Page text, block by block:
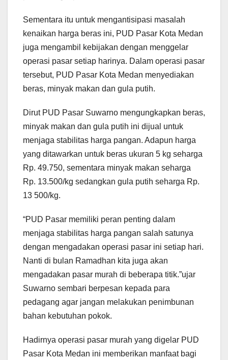
Sementara itu untuk mengantisipasi masalah
kenaikan harga beras ini, PUD Pasar Kota Medan
juga mengambil kebijakan dengan menggelar
operasi pasar setiap harinya. Dalam operasi pasar
tersebut, PUD Pasar Kota Medan menyediakan
beras, minyak makan dan gula putih.
Dirut PUD Pasar Suwarno mengungkapkan beras,
minyak makan dan gula putih ini dijual untuk
menjaga stabilitas harga pangan. Adapun harga
yang ditawarkan untuk beras ukuran 5 kg seharga
Rp. 49.750, sementara minyak makan seharga
Rp. 13.500/kg sedangkan gula putih seharga Rp.
13 500/kg.
“PUD Pasar memiliki peran penting dalam
menjaga stabilitas harga pangan salah satunya
dengan mengadakan operasi pasar ini setiap hari.
Nanti di bulan Ramadhan kita juga akan
mengadakan pasar murah di beberapa titik.”ujar
Suwarno sembari berpesan kepada para
pedagang agar jangan melakukan penimbunan
bahan kebutuhan pokok.
Hadirnya operasi pasar murah yang digelar PUD
Pasar Kota Medan ini memberikan manfaat bagi